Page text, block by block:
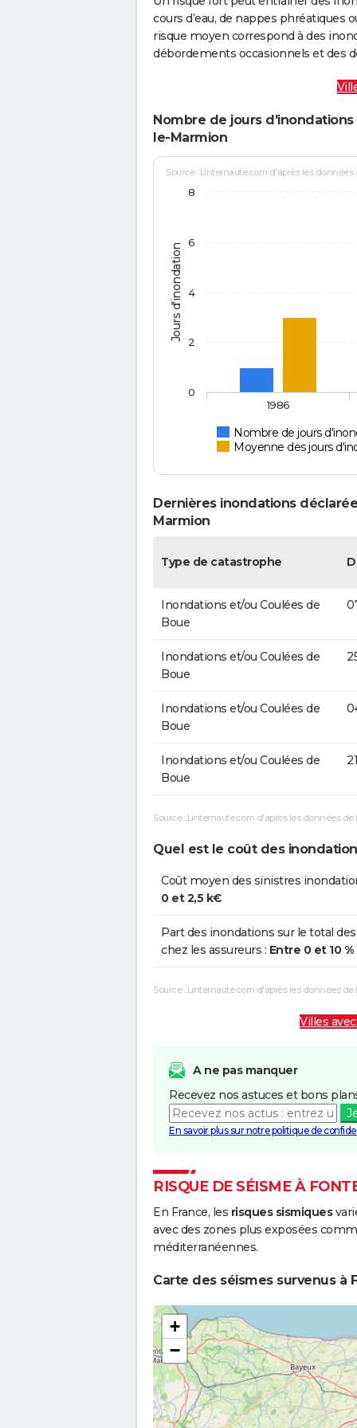
cours d’eau, de nappes phréatiques
risque moyen correspond à des
débordements occasionnels et des
Nombre de jours
le-Marmion
Jours d'inondation
Source : Linternaute.com d'après les données
Nombre de jours
Moyenne des jours
1986
0
2
4
6
8
Dernières inondations
Marmion
Type de catastrophe
Inondations et/ou Coulées de
Boue
Inondations et/ou Coulées de
Boue
Inondations et/ou Coulées de
Boue
Inondations et/ou Coulées de
Boue
Source : Linternaute.com d'après les données de
Quel est le coût des
Coût moyen des sinistres
0 et 2,5 k€
Part des inondations sur le total
chez les assureurs : Entre 0 et 10 %
Source : Linternaute.com d'après les données de
Villes
A ne pas manquer
Recevez nos astuces et bons
En savoir plus sur notre politique de
RISQUE DE SÉISME À
En France, les risques sismiques
avec des zones plus exposées
méditerranéennes.
Carte des séismes survenus à
+
−